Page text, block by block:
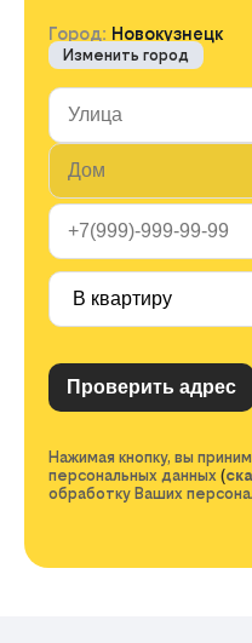
Город: Новокузнецк
Изменить город
Нажимая кнопку, вы
персональных данных (
обработку Ваших